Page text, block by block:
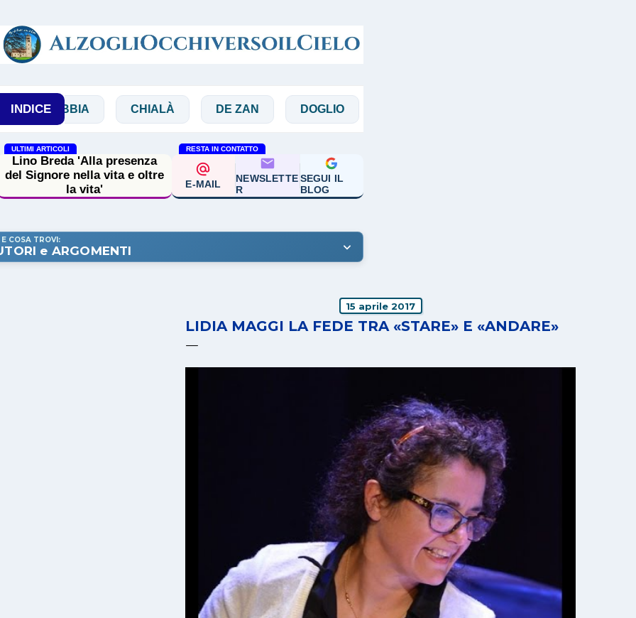
INDICE
BIBBIA CHIALÀ DE ZAN DOGLIO MAGGI
ULTIMI ARTICOLI
Lino Breda 'Alla presenza
del Signore nella vita e oltre
la vita'
RESTA IN CONTATTO
E-MAIL
NEWSLETTE
R
SEGUI IL
BLOG
E COSA TROVI:
e ARGOMENTI
15 aprile 2017
LIDIA MAGGI LA FEDE TRA «STARE» E «ANDARE»